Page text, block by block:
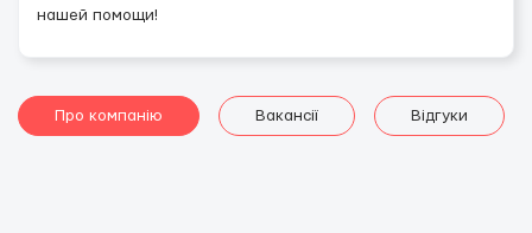
нашей помощи!
Про компанію Вакансії Відгуки